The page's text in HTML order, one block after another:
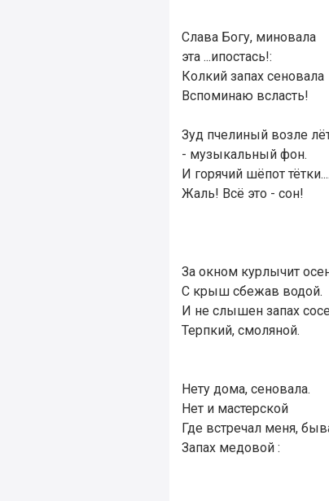
Слава Богу, миновала
эта ...ипостась!:
Колкий запах сеновала
Вспоминаю всласть!
Зуд пчелиный возле
- музыкальный фон.
И горячий шёпот тётки....
Жаль! Всё это - сон!
За окном курлычит
С крыш сбежав водой.
И не слышен запах
Терпкий, смоляной.
Нету дома, сеновала.
Нет и мастерской
Где встречал меня,
Запах медовой :